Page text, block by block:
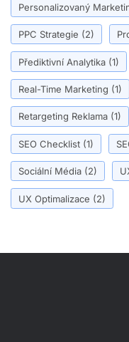
Personalizovaný
PPC Strategie (2)
Přediktivní Analytika (1)
Real-Time Marketing (1)
Retargeting Reklama (1)
SEO Checklist (1)
Sociální Média (2)
UX Optimalizace (2)